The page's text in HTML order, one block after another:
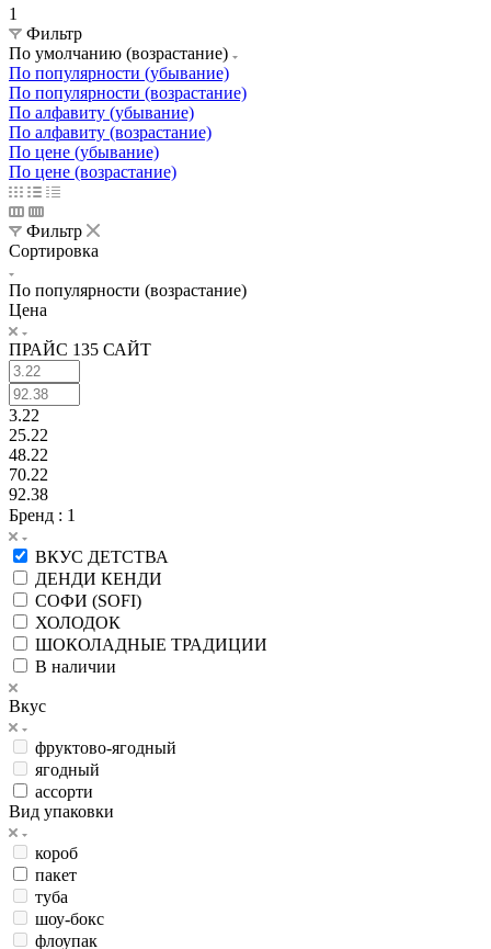
1
Фильтр
По умолчанию (возрастание)
По популярности (убывание)
По популярности (возрастание)
По алфавиту (убывание)
По алфавиту (возрастание)
По цене (убывание)
По цене (возрастание)
Фильтр
Сортировка
По популярности (возрастание)
Цена
ПРАЙС 135 САЙТ
3.22
25.22
48.22
70.22
92.38
Бренд : 1
ВКУС ДЕТСТВА
ДЕНДИ КЕНДИ
СОФИ (SOFI)
ХОЛОДОК
ШОКОЛАДНЫЕ ТРАДИЦИИ
В наличии
Вкус
фруктово-ягодный
ягодный
ассорти
Вид упаковки
короб
пакет
туба
шоу-бокс
флоупак